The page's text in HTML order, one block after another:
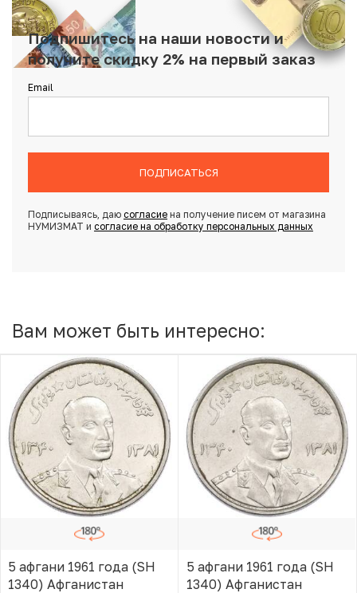
Подпишитесь на наши новости и
получите скидку 2% на первый заказ
Email
ПОДПИСАТЬСЯ
Подписываясь, даю согласиена получение писем от магазина
НУМИЗМАТ и согласие на обработку персональных данных
Вам может быть интересно:
5 афгани 1961 года (SH
1340) Афганистан
5 афгани 1961 года (SH
1340) Афганистан